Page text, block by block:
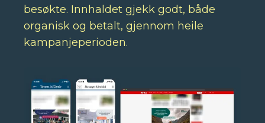
besøkte. Innhaldet gjekk godt, både
organisk og betalt, gjennom heile
kampanjeperioden.